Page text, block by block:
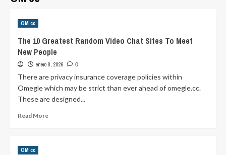
OM cc
The 10 Greatest Random Video Chat Sites To Meet
New People
enero 8, 2026 0
There are privacy insurance coverage policies within
Omegle which may be strict than ever ahead of omegle.cc.
These are designed...
Read MoreRead
OM cc